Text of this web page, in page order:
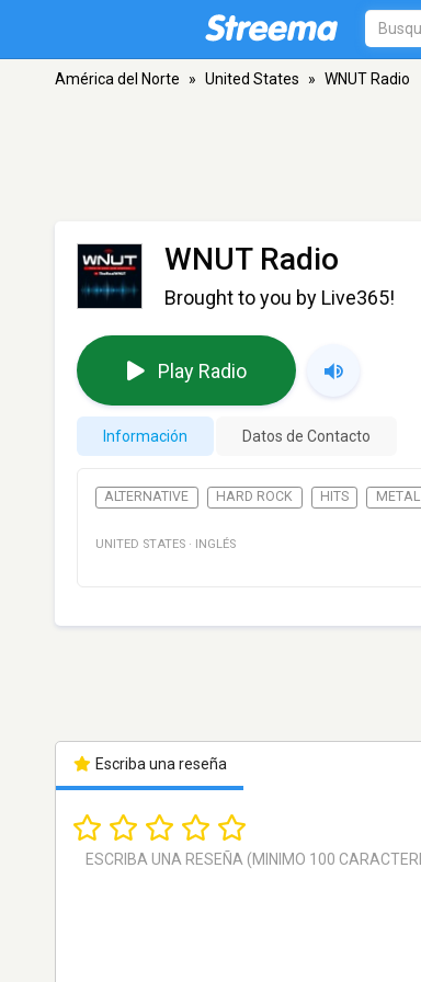
América del Norte » United States » WNUT Radio
WNUT Radio
Brought to you by Live365!
Play Radio
Información Datos de Contacto
ALTERNATIVE HARD ROCK HITS METAL
UNITED STATES · INGLÉS
Escriba una reseña